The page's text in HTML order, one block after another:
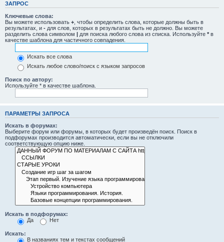
ЗАПРОС
Ключевые слова:
Вы можете использовать + , чтобы определить слова, которые должны быть в
результатах, и - для слов, которых в результатах быть не должно. Вы можете
разделить слова символом | для поиска любого слова из списка. Используйте * в
качестве шаблона для частичного совпадения.
Искать все слова
Искать любое слово/поиск с языком запросов
Поиск по автору:
Используйте * в качестве шаблона.
ПАРАМЕТРЫ ЗАПРОСА
Искать в форумах:
Выберите форум или форумы, в которых будет произведён поиск. Поиск в
подфорумах производится автоматически, если вы не отключили
соответствующую опцию ниже.
Искать в подфорумах:
Да
Нет
Искать:
В названиях тем и текстах сообщений